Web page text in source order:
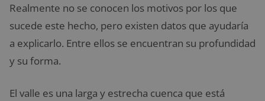
Realmente no se conocen los motivos por los que
sucede este hecho, pero existen datos que ayudaría
a explicarlo. Entre ellos se encuentran su profundidad
y su forma.
El valle es una larga y estrecha cuenca que está